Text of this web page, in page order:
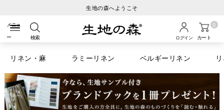
ご注文から3営業日以内の発送
検索 ログイン カート
0
リネン・麻 ラミーリネン ベルギーリネン